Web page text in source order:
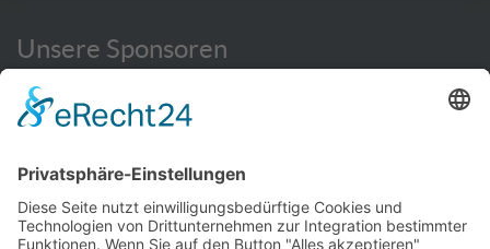
Unsere Sponsoren
WEITERE INFORMATIONEN HIER